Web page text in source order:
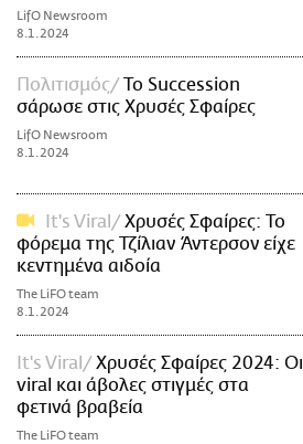
LifO Newsroom
8.1.2024
Πολιτισμός
Το Succession
σάρωσε στις Χρυσές Σφαίρες
LifO Newsroom
8.1.2024
It's Viral
Χρυσές Σφαίρες: Το
φόρεμα της Τζίλιαν Άντερσον είχε
κεντημένα αιδοία
The LiFO team
8.1.2024
It's Viral
Χρυσές Σφαίρες 2024: Οι
viral και άβολες στιγμές στα
φετινά βραβεία
The LiFO team